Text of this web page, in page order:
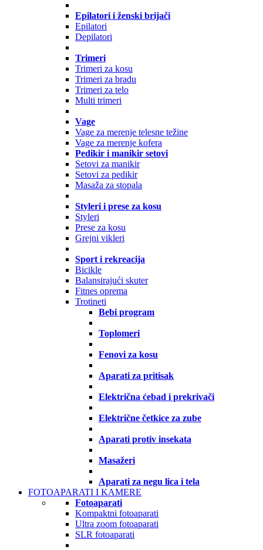
Epilatori i ženski brijači
Epilatori
Depilatori
Trimeri
Trimeri za kosu
Trimeri za bradu
Trimeri za telo
Multi trimeri
Vage
Vage za merenje telesne težine
Vage za merenje kofera
Pedikir i manikir setovi
Setovi za manikir
Setovi za pedikir
Masaža za stopala
Styleri i prese za kosu
Styleri
Prese za kosu
Grejni vikleri
Sport i rekreacija
Bicikle
Balansirajući skuter
Fitnes oprema
Trotineti
Bebi program
Toplomeri
Fenovi za kosu
Aparati za pritisak
Električna ćebad i prekrivači
Električne četkice za zube
Aparati protiv insekata
Masažeri
Aparati za negu lica i tela
FOTOAPARATI I KAMERE
Fotoaparati
Kompaktni fotoaparati
Ultra zoom fotoaparati
SLR fotoaparati